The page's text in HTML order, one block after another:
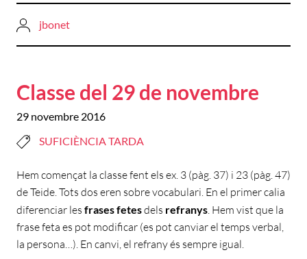
jbonet
Classe del 29 de novembre
29 novembre 2016
SUFICIÈNCIA TARDA
Hem començat la classe fent els ex. 3 (pàg. 37) i 23 (pàg. 47)
de Teide. Tots dos eren sobre vocabulari. En el primer calia
diferenciar les frases fetesdels refranys. Hem vist que la
frase feta es pot modificar (es pot canviar el temps verbal,
la persona…). En canvi, el refrany és sempre igual.